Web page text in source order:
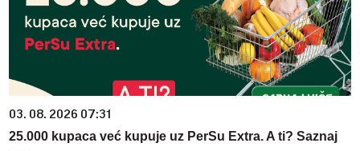
03. 08. 2026 07:31
25.000 kupaca već kupuje uz PerSu Extra. A ti? Saznaj